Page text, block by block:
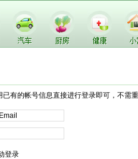
有的帐号信息直接进行登录即可，不需
登录